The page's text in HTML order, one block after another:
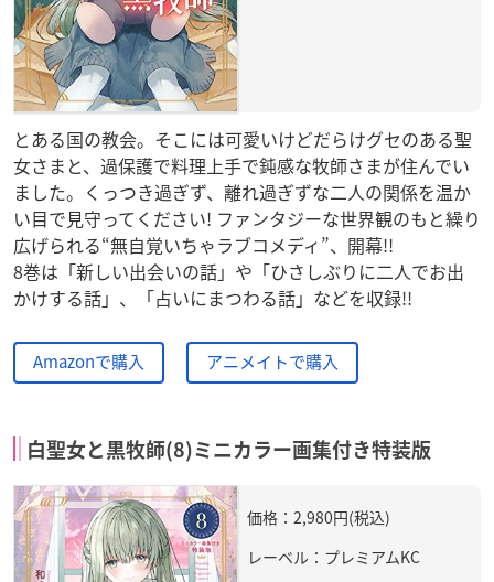
とある国の教会。そこには可愛いけどだらけグセのある聖
女さまと、過保護で料理上手で鈍感な牧師さまが住んでい
ました。くっつき過ぎず、離れ過ぎずな二人の関係を温か
い目で見守ってください! ファンタジーな世界観のもと繰り
広げられる“無自覚いちゃラブコメディ”、開幕!!
8巻は「新しい出会いの話」や「ひさしぶりに二人でお出
かけする話」、「占いにまつわる話」などを収録!!
Amazonで購入 アニメイトで購入
白聖女と黒牧師(8)ミニカラー画集付き特装版
価格：2,980円(税込)
レーベル：プレミアムKC